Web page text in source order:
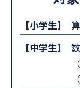
【小学生】
【中学生】